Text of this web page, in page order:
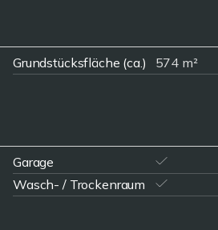
Grundstücksfläche (ca.)
574 m²
Garage
Wasch- / Trockenraum